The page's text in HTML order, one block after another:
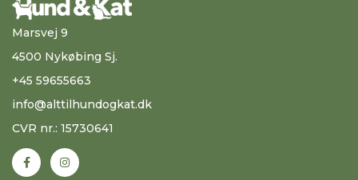
Marsvej 9
4500 Nykøbing Sj.
+45 59655663
info@alttilhundogkat.dk
CVR nr.: 15730641